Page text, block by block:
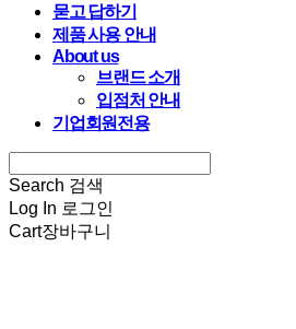
묻고 답하기
제품 사용 안내
About us
브랜드 소개
입점처 안내
기업회원전용
Search 검색
Log In 로그인
Cart장바구니